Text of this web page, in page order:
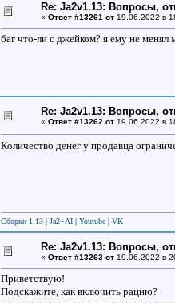
Re: Ja2v1.13: Вопросы,
« Ответ #13261 от 19.06.2022 в
баг что-ли с джейком? я ему не
Re: Ja2v1.13: Вопросы,
« Ответ #13262 от 19.06.2022 в
Количество денег у продавца
Сборки 1.13 | Ja2+AI | Youtube | VK
Re: Ja2v1.13: Вопросы,
« Ответ #13263 от 19.06.2022 в
Приветствую!
Подскажите, как включить рацию?